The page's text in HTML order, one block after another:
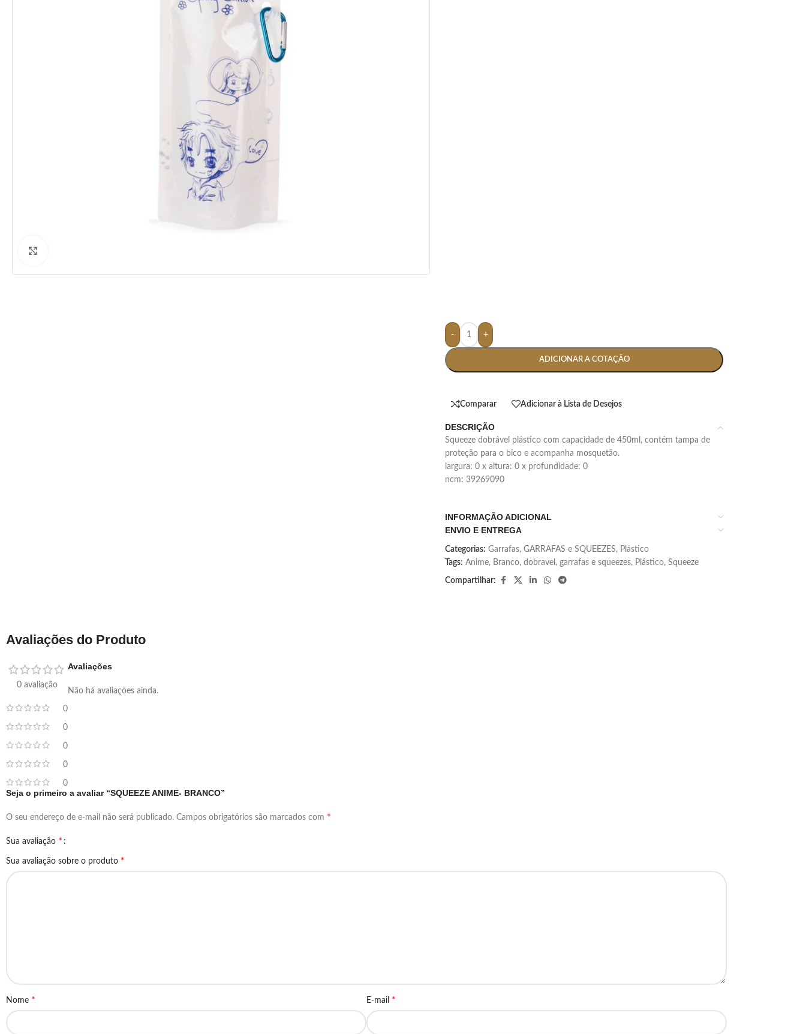
- +
ADICIONAR A COTAÇÃO
Comparar Adicionar à Lista de Desejos
DESCRIÇÃO
squeeze dobrável plástico com capacidade de 450ml, contém tampa de
proteção para o bico e acompanha mosquetão.
largura: 0 x altura: 0 x profundidade: 0
ncm: 39269090
INFORMAÇÃO ADICIONAL
ENVIO E ENTREGA
Categorias: Garrafas, GARRAFAS e SQUEEZES, Plástico
Tags: Anime, Branco, dobravel , garrafas e squeezes, Plástico, Squeeze
Compartilhar:
Avaliações do Produto
0 avaliação
0
0
0
0
0
Avaliações
Não há avaliações ainda.
Seja o primeiro a avaliar “SQUEEZE ANIME- BRANCO”
O seu endereço de e-mail não será publicado. Campos obrigatórios são marcados com *
Sua avaliação *
Sua avaliação sobre o produto *
Nome * E-mail *